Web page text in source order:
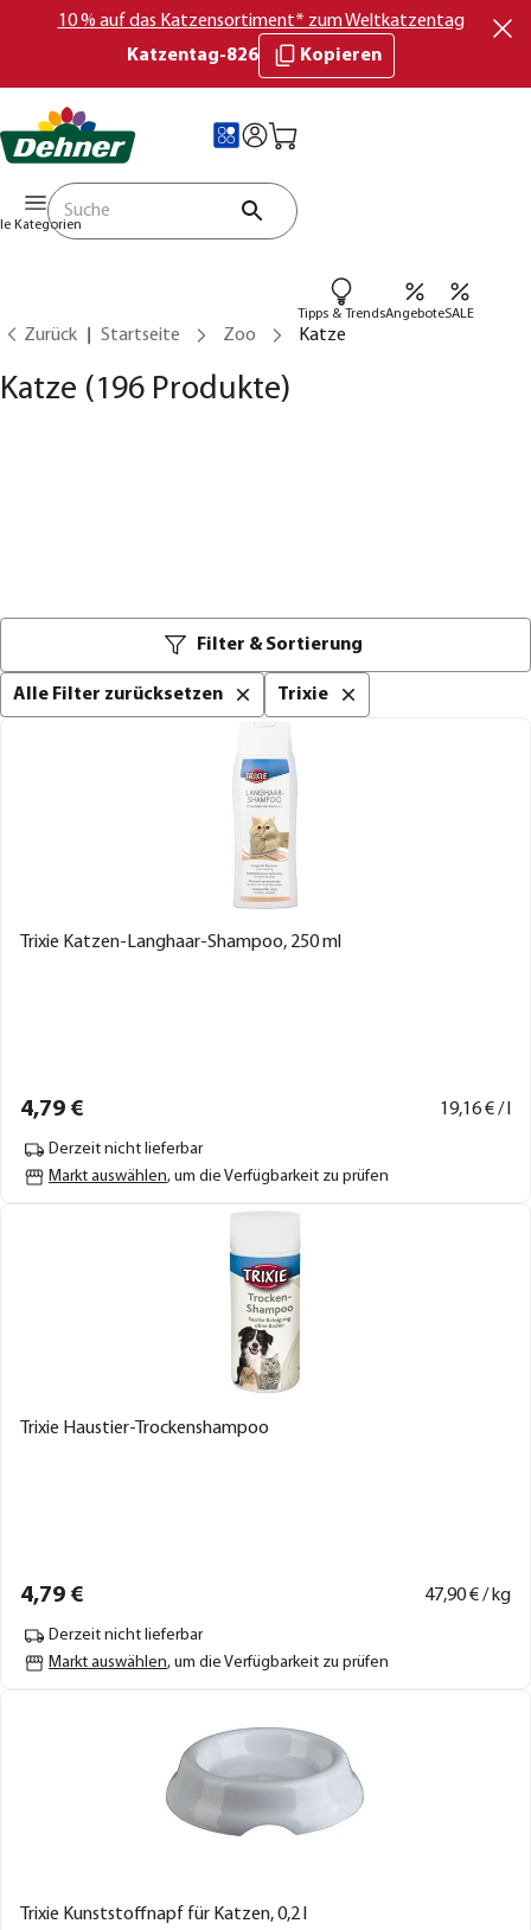
10 % auf das Katzensortiment* zum Weltkatzentag
Katzentag-826
Kopieren
Kategorien
Tipps & TrendsAngeboteSALE
Zurück Startseite Zoo Katze
Katze (196 Produkte)
Filter & Sortierung
Alle Filter zurücksetzen Trixie
Trixie Katzen-Langhaar-Shampoo, 250 ml
4,79 € 19,16€ / l
Derzeit nicht lieferbar
Markt auswählen, um die Verfügbarkeit zu prüfen
Trixie Haustier-Trockenshampoo
4,79 € 47,90€ / kg
Derzeit nicht lieferbar
Markt auswählen, um die Verfügbarkeit zu prüfen
Trixie Kunststoffnapf für Katzen, 0,2 l